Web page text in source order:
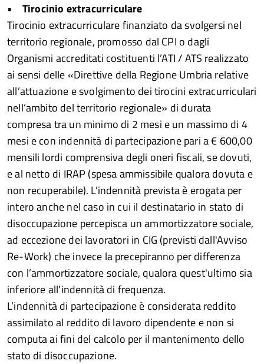
• Tirocinio extracurriculare
Tirocinio extracurriculare finanziato da svolgersi nel
territorio regionale, promosso dal CPI o dagli
Organismi accreditati costituenti l’ATI / ATS realizzato
ai sensi delle «Direttive della Regione Umbria relative
all’attuazione e svolgimento dei tirocini extracurriculari
nell’ambito del territorio regionale» di durata
compresa tra un minimo di 2 mesi e un massimo di 4
mesi e con indennità di partecipazione pari a € 600,00
mensili lordi comprensiva degli oneri fiscali, se dovuti,
e al netto di IRAP (spesa ammissibile qualora dovuta e
non recuperabile). L’indennità prevista è erogata per
intero anche nel caso in cui il destinatario in stato di
disoccupazione percepisca un ammortizzatore sociale,
ad eccezione dei lavoratori in CIG (previsti dall'Avviso
Re-Work) che invece la precepiranno per differenza
con l’ammortizzatore sociale, qualora quest'ultimo sia
inferiore all’indennità di frequenza.
L’indennità di partecipazione è considerata reddito
assimilato al reddito di lavoro dipendente e non si
computa ai fini del calcolo per il mantenimento dello
stato di disoccupazione.